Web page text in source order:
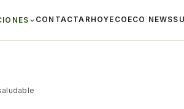
CONTACTAR HOYECO ECO NEWS